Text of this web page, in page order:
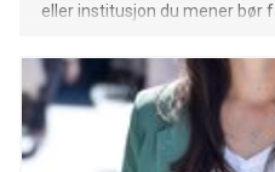
eller institusjon du mener bør